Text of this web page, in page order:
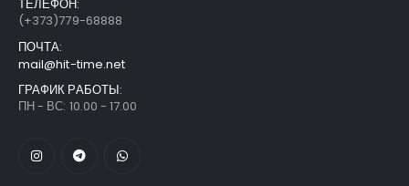
ТЕЛЕФОН:
(+373)779-68888
ПОЧТА:
mail@hit-time.net
ГРАФИК РАБОТЫ:
ПН - ВС: 10.00 - 17.00